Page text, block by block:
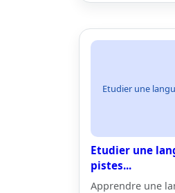
Etudier une
Etudier une
pistes...
Apprendre une